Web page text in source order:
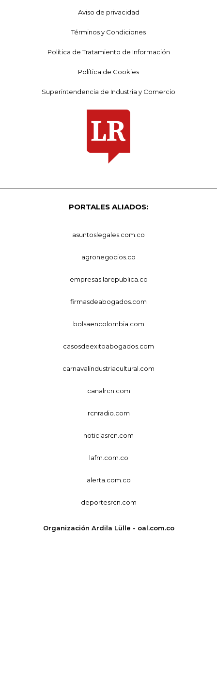
Aviso de privacidad
Términos y Condiciones
Política de Tratamiento de Información
Política de Cookies
Superintendencia de Industria y Comercio
PORTALES ALIADOS:
asuntoslegales.com.co
agronegocios.co
empresas.larepublica.co
firmasdeabogados.com
bolsaencolombia.com
casosdeexitoabogados.com
carnavalindustriacultural.com
canalrcn.com
rcnradio.com
noticiasrcn.com
lafm.com.co
alerta.com.co
deportesrcn.com
Organización Ardila Lülle - oal.com.co